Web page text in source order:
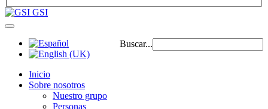
GSI
Buscar...
Inicio
Sobre nosotros
Nuestro grupo
Personas